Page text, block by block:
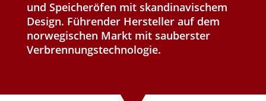
und Speicheröfen mit skandinavischem
Design. Führender Hersteller auf dem
norwegischen Markt mit sauberster
Verbrennungstechnologie.